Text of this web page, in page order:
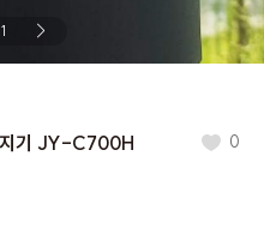
1
지기 JY-C700H 0